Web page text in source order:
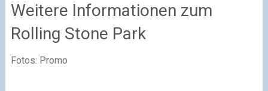
Weitere Informationen zum
Rolling Stone Park
Fotos: Promo